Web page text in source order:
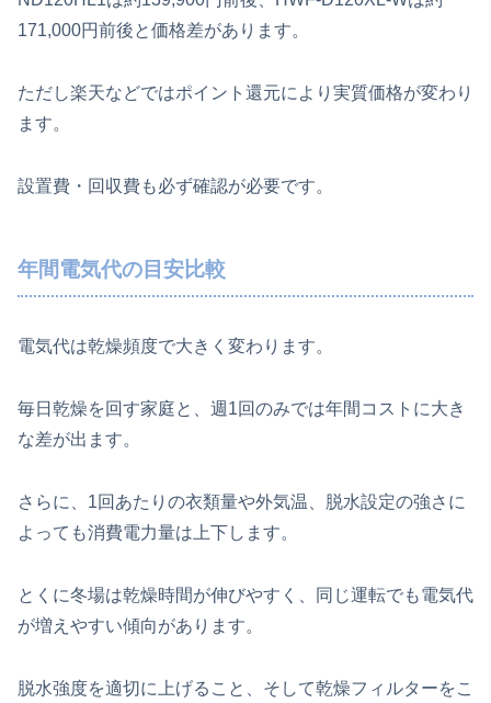
171,000円前後と価格差があります。
ただし楽天などではポイント還元により実質価格が変わり
ます。
設置費・回収費も必ず確認が必要です。
年間電気代の目安比較
電気代は乾燥頻度で大きく変わります。
毎日乾燥を回す家庭と、週1回のみでは年間コストに大き
な差が出ます。
さらに、1回あたりの衣類量や外気温、脱水設定の強さに
よっても消費電力量は上下します。
とくに冬場は乾燥時間が伸びやすく、同じ運転でも電気代
が増えやすい傾向があります。
脱水強度を適切に上げること、そして乾燥フィルターをこ